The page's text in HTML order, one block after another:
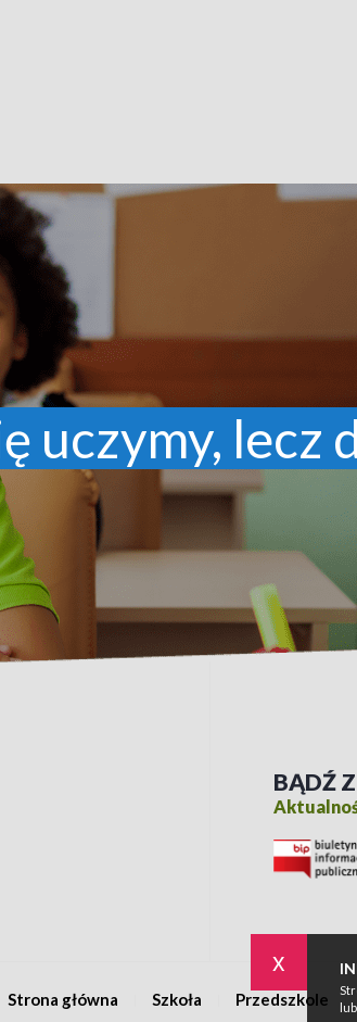
x
uczymy, lecz
BĄDŹ
Strona główna Szkoła Przedszkole